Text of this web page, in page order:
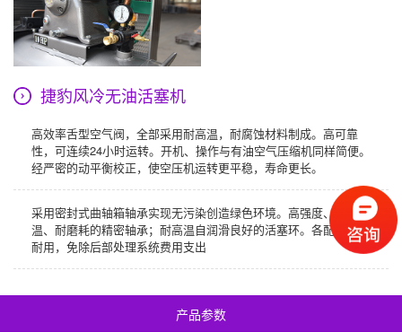
捷豹风冷无油活塞机
高效率舌型空气阀，全部采用耐高温，耐腐蚀材料制成。高可靠
性，可连续24小时运转。开机、操作与有油空气压缩机同样简便。
经严密的动平衡校正，使空压机运转更平稳，寿命更长。
采用密封式曲轴箱轴承实现无污染创造绿色环境。高强度、耐高
温、耐磨耗的精密轴承；耐高温自润滑良好的活塞环。各配件经久
耐用，免除后部处理系统费用支出
产品参数